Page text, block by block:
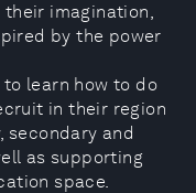
imagination,
by the power
learn how to do
in their region
secondary and
as supporting
space.